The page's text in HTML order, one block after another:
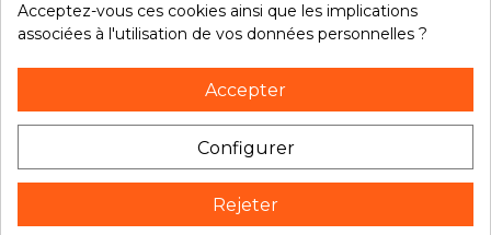
VOTRE COMPTE
NOTRE BROCHURE
Suivez notre actualité
Acceptez-vous ces cookies ainsi que les implications
associées à l'utilisation de vos données personnelles ?
Accepter
Configurer
Rejeter